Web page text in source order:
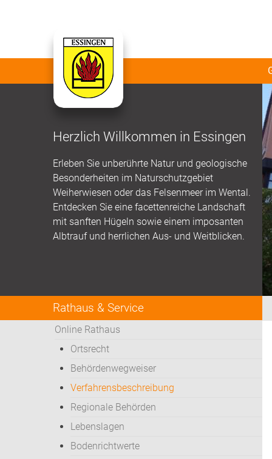
Herzlich Willkommen in Essingen
Erleben Sie unberührte Natur und geologische
Besonderheiten im Naturschutzgebiet
Weiherwiesen oder das Felsenmeer im Wental.
Entdecken Sie eine facettenreiche Landschaft
mit sanften Hügeln sowie einem imposanten
Albtrauf und herrlichen Aus- und Weitblicken.
Rathaus & Service
Online Rathaus
Ortsrecht
Behördenwegweiser
Verfahrensbeschreibung
Regionale Behörden
Lebenslagen
Bodenrichtwerte